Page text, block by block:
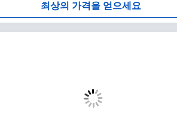
최상의 가격을 얻으세요